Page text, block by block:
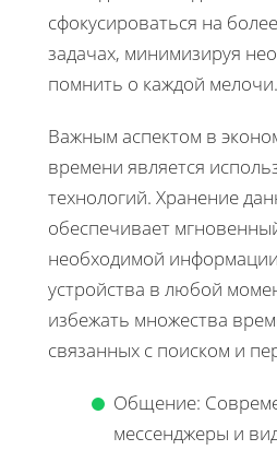
сфокусироваться на
задачах, минимизируя
помнить о каждой мелочи.
Важным аспектом в
времени является
технологий. Хранение
обеспечивает
необходимой
устройства в любой
избежать множества
связанных с поиском и
Общение:
мессенджеры и